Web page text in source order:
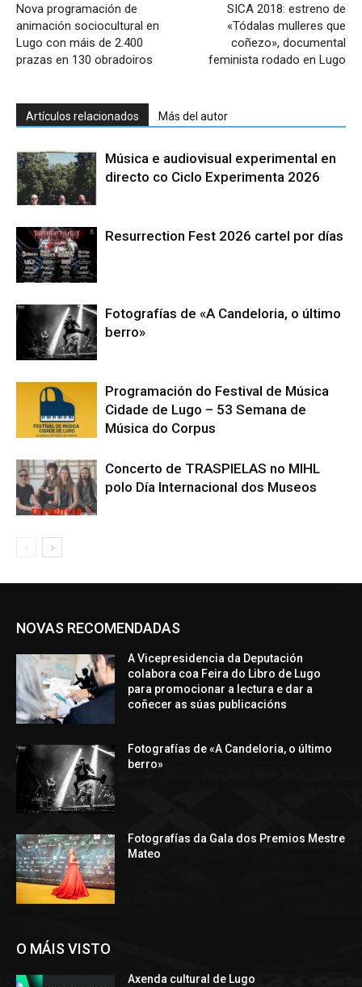
Nova programación de
animación sociocultural en
Lugo con máis de 2.400
prazas en 130 obradoiros
SICA 2018: estreno de
«Tódalas mulleres que
coñezo», documental
feminista rodado en Lugo
Artículos relacionados Más del autor
Música e audiovisual experimental en
directo co Ciclo Experimenta 2026
Resurrection Fest 2026 cartel por días
Fotografías de «A Candeloria, o último
berro»
Programación do Festival de Música
Cidade de Lugo – 53 Semana de
Música do Corpus
Concerto de TRASPIELAS no MIHL
polo Día Internacional dos Museos
NOVAS RECOMENDADAS
A Vicepresidencia da Deputación
colabora coa Feira do Libro de Lugo
para promocionar a lectura e dar a
coñecer as súas publicacións
Fotografías de «A Candeloria, o último
berro»
Fotografías da Gala dos Premios Mestre
Mateo
O MÁIS VISTO
Axenda cultural de Lugo